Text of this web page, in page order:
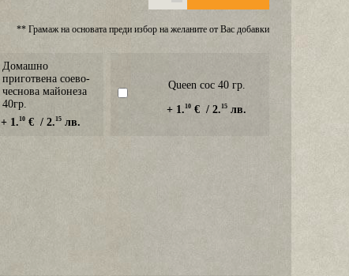
** Грамаж на основата преди избор на желаните от Вас добавки
Домашно
приготвена соево-
чеснова майонеза
40гр.
+ 1.10€ / 2.15лв.
Queen сос 40 гр.
+ 1.10€ / 2.15лв.